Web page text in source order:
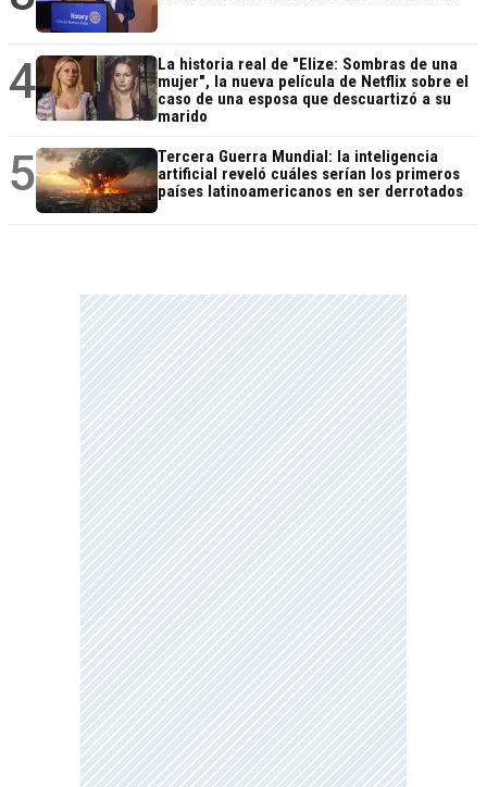
4
La historia real de "Elize: Sombras de una
mujer", la nueva película de Netflix sobre el
caso de una esposa que descuartizó a su
marido
5
Tercera Guerra Mundial: la inteligencia
artificial reveló cuáles serían los primeros
países latinoamericanos en ser derrotados